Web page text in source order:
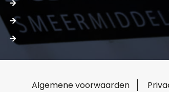
Algemene voorwaarden